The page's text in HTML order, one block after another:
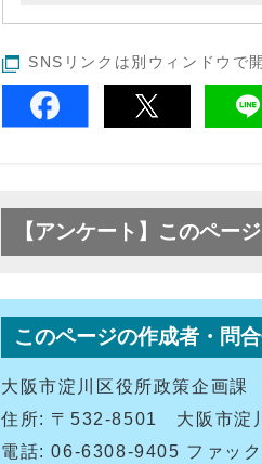
SNSリンクは別ウィンドウで
【アンケート】このペー
このページの作成者・問
大阪市淀川区役所政策企画課
住所: 〒532-8501 大阪市淀
電話: 06-6308-9405 ファッ